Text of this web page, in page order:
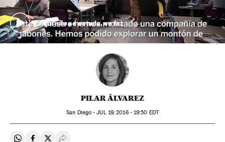
Aqui não se estuda, se faz
PILAR ÁLVAREZ
San Diego -JUL19, 2016 - 19:50 EDT